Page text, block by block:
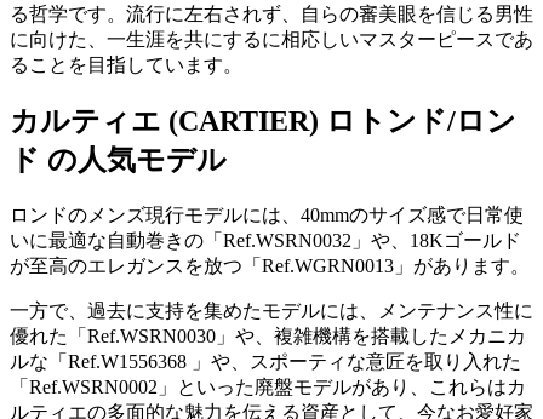
る哲学です。流行に左右されず、自らの審美眼を信じる男性
に向けた、一生涯を共にするに相応しいマスターピースであ
ることを目指しています。
カルティエ (CARTIER) ロトンド/ロン
ド の人気モデル
ロンドのメンズ現行モデルには、40mmのサイズ感で日常使
いに最適な自動巻きの「Ref.WSRN0032」や、18Kゴールド
が至高のエレガンスを放つ「Ref.WGRN0013」があります。
一方で、過去に支持を集めたモデルには、メンテナンス性に
優れた「Ref.WSRN0030」や、複雑機構を搭載したメカニカ
ルな「Ref.W1556368 」や、スポーティな意匠を取り入れた
「Ref.WSRN0002」といった廃盤モデルがあり、これらはカ
ルティエの多面的な魅力を伝える資産として、今なお愛好家